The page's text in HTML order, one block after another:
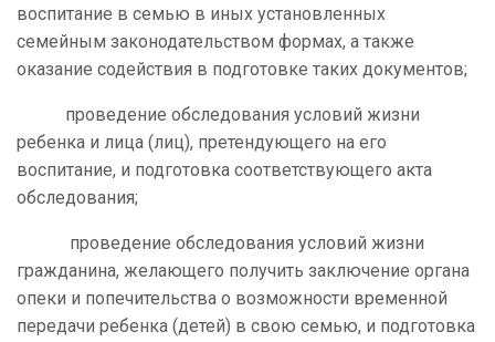
воспитание в семью в иных установленных
семейным законодательством формах, а также
оказание содействия в подготовке таких документов;
проведение обследования условий жизни
ребенка и лица (лиц), претендующего на его
воспитание, и подготовка соответствующего акта
обследования;
проведение обследования условий жизни
гражданина, желающего получить заключение органа
опеки и попечительства о возможности временной
передачи ребенка (детей) в свою семью, и подготовка